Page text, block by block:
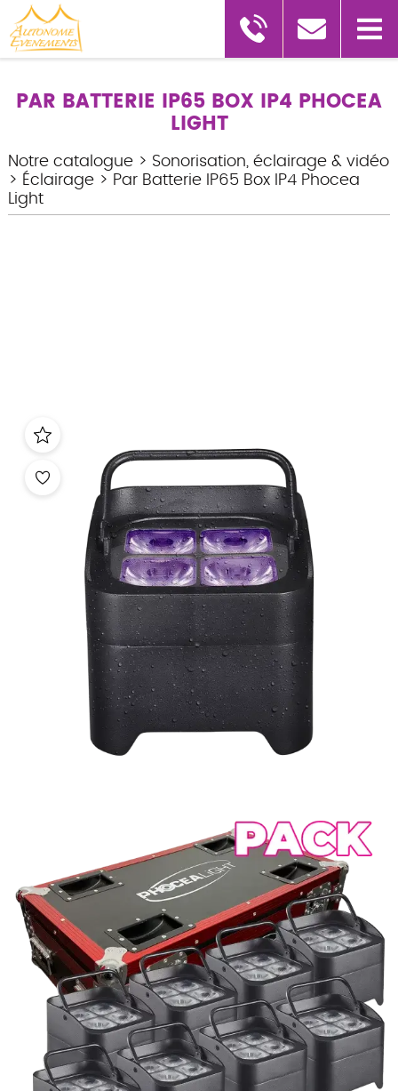
PAR BATTERIE IP65 BOX IP4 PHOCEA
LIGHT
Notre catalogue> Sonorisation, éclairage & vidéo
> Éclairage> Par Batterie IP65 Box IP4 Phocea
Light